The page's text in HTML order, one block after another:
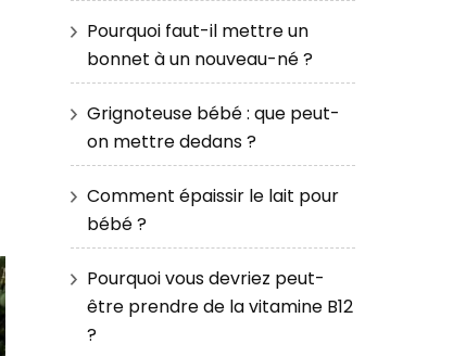
Pourquoi faut-il mettre un
bonnet à un nouveau-né ?
Grignoteuse bébé : que peut-
on mettre dedans ?
Comment épaissir le lait pour
bébé ?
Pourquoi vous devriez peut-
être prendre de la vitamine B12
?